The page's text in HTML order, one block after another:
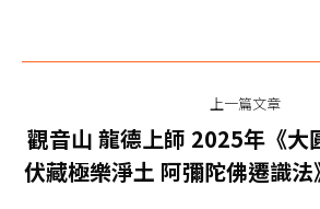
章
导
上一篇文章
上
一
觀音山 龍德上師 2025年《大
伏藏極樂淨土 阿彌陀佛遷識